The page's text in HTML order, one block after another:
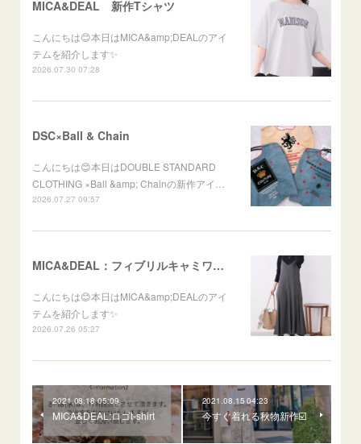
MICA&DEAL 新作Tシャツ
こんにちは😊本日はMICA&amp;DEALのアイ
テムを紹介します✨
2026.07.30 07:28
DSC×Ball & Chain
こんにちは😊本日はDOUBLE STANDARD
CLOTHING ×Ball &amp; Chainの新作アイ…
2026.07.27 09:57
MICA&DEAL：フィブリルキャミワンピース
こんにちは😊本日はMICA&amp;DEALのアイ
テムを紹介します✨
2026.07.26 05:27
2021.08.18 05:09
MICA&DEAL:ロゴt-shirt
2021.08.15 04:23
今すぐ着れる秋物新作☑️